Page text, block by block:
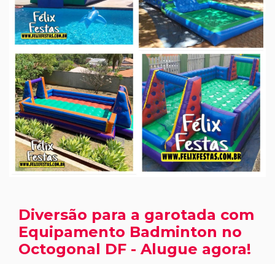
Diversão para a garotada com
Equipamento Badminton no
Octogonal DF - Alugue agora!